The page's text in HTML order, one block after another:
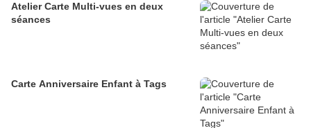
Atelier Carte Multi-vues en deux
séances
Carte Anniversaire Enfant à Tags